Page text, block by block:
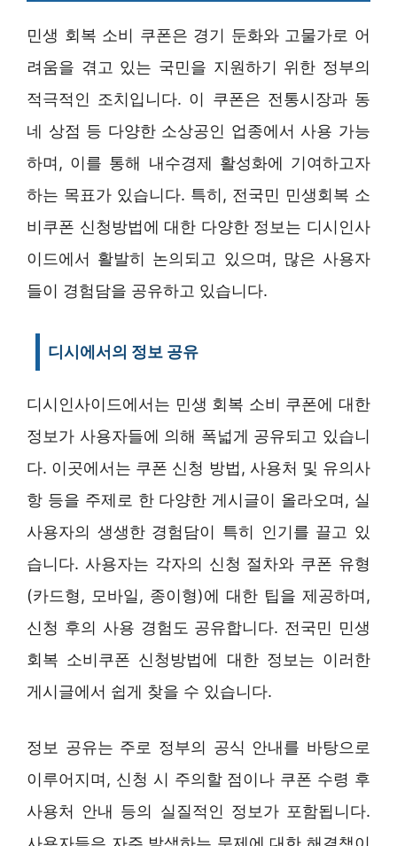
민생 회복 소비 쿠폰은 경기 둔화와 고물가로 어
려움을 겪고 있는 국민을 지원하기 위한 정부의
적극적인 조치입니다. 이 쿠폰은 전통시장과 동
네 상점 등 다양한 소상공인 업종에서 사용 가능
하며, 이를 통해 내수경제 활성화에 기여하고자
하는 목표가 있습니다. 특히, 전국민 민생회복 소
비쿠폰 신청방법에 대한 다양한 정보는 디시인사
이드에서 활발히 논의되고 있으며, 많은 사용자
들이 경험담을 공유하고 있습니다.
디시에서의 정보 공유
디시인사이드에서는 민생 회복 소비 쿠폰에 대한
정보가 사용자들에 의해 폭넓게 공유되고 있습니
다. 이곳에서는 쿠폰 신청 방법, 사용처 및 유의사
항 등을 주제로 한 다양한 게시글이 올라오며, 실
사용자의 생생한 경험담이 특히 인기를 끌고 있
습니다. 사용자는 각자의 신청 절차와 쿠폰 유형
(카드형, 모바일, 종이형)에 대한 팁을 제공하며,
신청 후의 사용 경험도 공유합니다. 전국민 민생
회복 소비쿠폰 신청방법에 대한 정보는 이러한
게시글에서 쉽게 찾을 수 있습니다.
정보 공유는 주로 정부의 공식 안내를 바탕으로
이루어지며, 신청 시 주의할 점이나 쿠폰 수령 후
사용처 안내 등의 실질적인 정보가 포함됩니다.